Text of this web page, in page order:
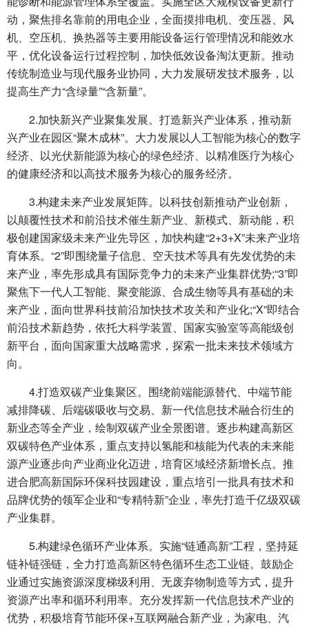
动，聚焦排名靠前的用电企业，全面摸排电机、变压器、风
机、空压机、换热器等主要用能设备运行管理情况和能效水
平，优化设备运行过程控制，加快低效设备淘汰更新。推动
传统制造业与现代服务业协同，大力发展研发技术服务，以
提高生产力“含绿量”“含新量”。
2.加快新兴产业聚集发展。打造新兴产业体系，推动新
兴产业在园区“聚木成林”。大力发展以人工智能为核心的数字
经济、以光伏新能源为核心的绿色经济、以精准医疗为核心
的健康经济和以高技术服务为核心的服务经济。
3.构建未来产业发展矩阵。以科技创新推动产业创新，
以颠覆性技术和前沿技术催生新产业、新模式、新动能，积
极创建国家级未来产业先导区，加快构建“2+3+X”未来产业培
育体系。“2”即围绕量子信息、空天技术等具有先发优势的未
来产业，率先形成具有国际竞争力的未来产业集群优势;“3”即
聚焦下一代人工智能、聚变能源、合成生物等具有基础的未
来产业，面向世界科技前沿加快技术攻关和产业化;“X”即结合
前沿技术新趋势，依托大科学装置、国家实验室等高能级创
新平台，面向国家重大战略需求，探索一批未来技术领域方
向。
4.打造双碳产业集聚区。围绕前端能源替代、中端节能
减排降碳、后端碳吸收与交易、新一代信息技术融合衍生的
新业态等全产业，绘制双碳产业全景图谱。逐步构建高新区
双碳特色产业体系，重点支持以氢能和核能为代表的未来能
源产业逐步向产业商业化迈进，培育区域经济新增长点。推
进合肥高新国际环保科技园建设，重点培引一批具有技术和
品牌优势的领军企业和“专精特新”企业，率先打造千亿级双碳
产业集群。
5.构建绿色循环产业体系。实施“链通高新”工程，坚持延
链补链强链，全力打造高新区特色循环生态工业链。鼓励企
业通过实施资源深度梯级利用、无废弃物制造等方式，提升
资源产出率和循环利用率。充分发挥新一代信息技术产业的
优势，积极培育节能环保+互联网融合新产业，为家电、汽